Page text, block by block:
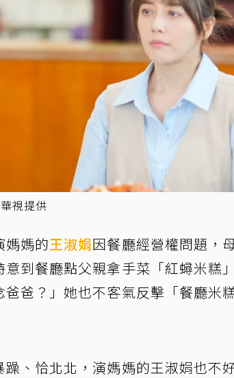
視提供
媽媽的王淑娟因餐廳經營權問題，
到餐廳點父親拿手菜「紅蟳米糕
爸？」她也不客氣反擊「餐廳米
、恰北北，演媽媽的王淑娟也不